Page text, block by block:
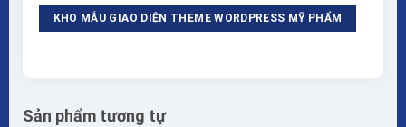
KHO MẪU GIAO DIỆN THEME WORDPRESS MỸ PHẨM
Sản phẩm tương tự